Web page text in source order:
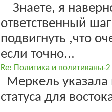
Знаете, я
ответственный
подвигнуть ,что
если точно...
Re: Политика и политиканы-2
Меркель указала
статуса для